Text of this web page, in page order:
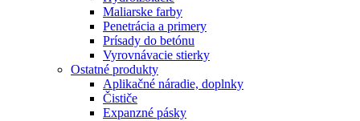
Maliarske farby
Penetrácia a primery
Prísady do betónu
Vyrovnávacie stierky
Ostatné produkty
Aplikačné náradie, doplnky
Čističe
Expanzné pásky